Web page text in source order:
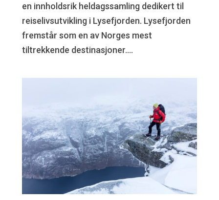
en innholdsrik heldagssamling dedikert til
reiselivsutvikling i Lysefjorden. Lysefjorden
fremstår som en av Norges mest
tiltrekkende destinasjoner....